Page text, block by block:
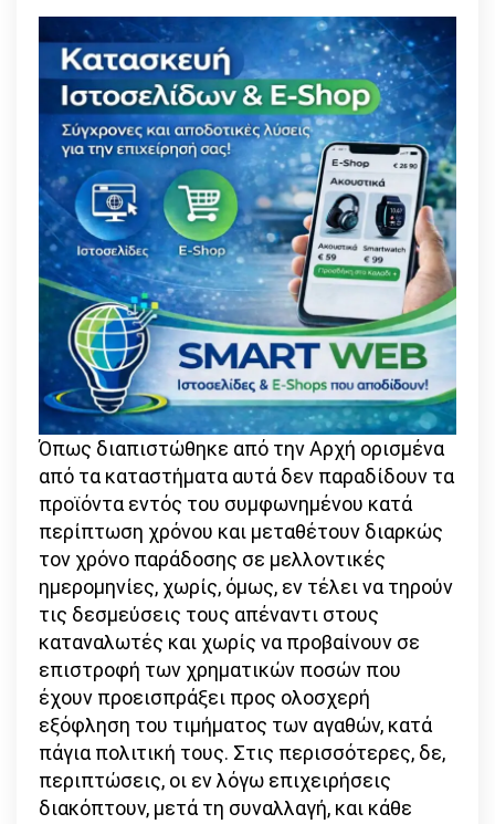
Όπως διαπιστώθηκε από την Αρχή ορισμένα
από τα καταστήματα αυτά δεν παραδίδουν τα
προϊόντα εντός του συμφωνημένου κατά
περίπτωση χρόνου και μεταθέτουν διαρκώς
τον χρόνο παράδοσης σε μελλοντικές
ημερομηνίες, χωρίς, όμως, εν τέλει να τηρούν
τις δεσμεύσεις τους απέναντι στους
καταναλωτές και χωρίς να προβαίνουν σε
επιστροφή των χρηματικών ποσών που
έχουν προεισπράξει προς ολοσχερή
εξόφληση του τιμήματος των αγαθών, κατά
πάγια πολιτική τους. Στις περισσότερες, δε,
περιπτώσεις, οι εν λόγω επιχειρήσεις
διακόπτουν, μετά τη συναλλαγή, και κάθε